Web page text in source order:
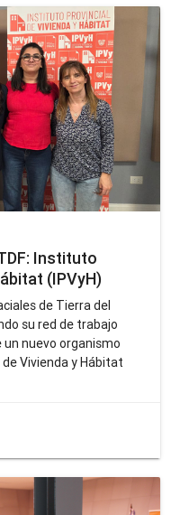
Instituto
(IPVyH)
de Tierra del
su red de trabajo
nuevo organismo
Vivienda y Hábitat